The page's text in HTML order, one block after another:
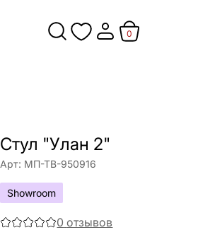
0
Стул "Улан 2"
Арт: МП-ТВ-950916
Showroom
0 отзывов